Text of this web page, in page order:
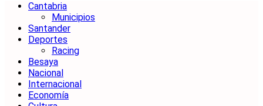
Cantabria
Municipios
Santander
Deportes
Racing
Besaya
Nacional
Internacional
Economía